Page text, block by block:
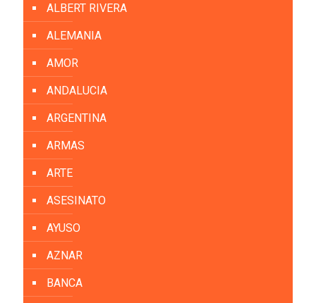
ALBERT RIVERA
ALEMANIA
AMOR
ANDALUCIA
ARGENTINA
ARMAS
ARTE
ASESINATO
AYUSO
AZNAR
BANCA